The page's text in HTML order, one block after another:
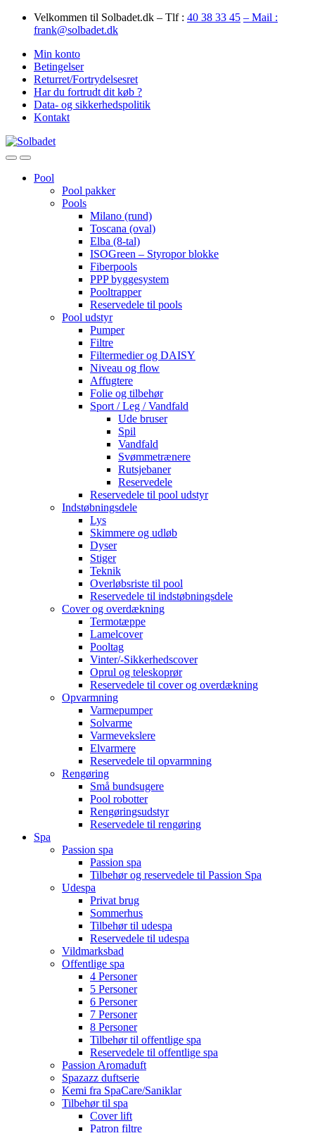
Skip
Skip
Velkommen til Solbadet.dk – Tlf : 40 38 33 45 – Mail :
frank@solbadet.dk
Min konto
Betingelser
Returret/Fortrydelsesret
Har du fortrudt dit køb ?
Data- og sikkerhedspolitik
Kontakt
OpenClose
Pool
Pool pakker
Pools
Milano (rund)
Toscana (oval)
Elba (8-tal)
ISOGreen – Styropor blokke
Fiberpools
PPP byggesystem
Pooltrapper
Reservedele til pools
Pool udstyr
Pumper
Filtre
Filtermedier og DAISY
Niveau og flow
Affugtere
Folie og tilbehør
Sport / Leg / Vandfald
Ude bruser
Spil
Vandfald
Svømmetrænere
Rutsjebaner
Reservedele
Reservedele til pool udstyr
Indstøbningsdele
Lys
Skimmere og udløb
Dyser
Stiger
Teknik
Overløbsriste til pool
Reservedele til indstøbningsdele
Cover og overdækning
Termotæppe
Lamelcover
Pooltag
Vinter/-Sikkerhedscover
Oprul og teleskoprør
Reservedele til cover og overdækning
Opvarmning
Varmepumper
Solvarme
Varmevekslere
Elvarmere
Reservedele til opvarmning
Rengøring
Små bundsugere
Pool robotter
Rengøringsudstyr
Reservedele til rengøring
Spa
Passion spa
Passion spa
Tilbehør og reservedele til Passion Spa
Udespa
Privat brug
Sommerhus
Tilbehør til udespa
Reservedele til udespa
Vildmarksbad
Offentlige spa
4 Personer
5 Personer
6 Personer
7 Personer
8 Personer
Tilbehør til offentlige spa
Reservedele til offentlige spa
Passion Aromaduft
Spazazz duftserie
Kemi fra SpaCare/Saniklar
Tilbehør til spa
Cover lift
Patron filtre